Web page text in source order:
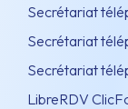
Secrétariat
Secrétariat
Secrétariat
LibreRDV